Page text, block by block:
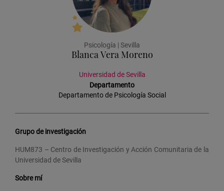
Psicología | Sevilla
Blanca Vera Moreno
Universidad de Sevilla
Departamento
Departamento de Psicología Social
Grupo de investigación
HUM873 – Centro de Investigación y Acción Comunitaria de la
Universidad de Sevilla
Sobre mí